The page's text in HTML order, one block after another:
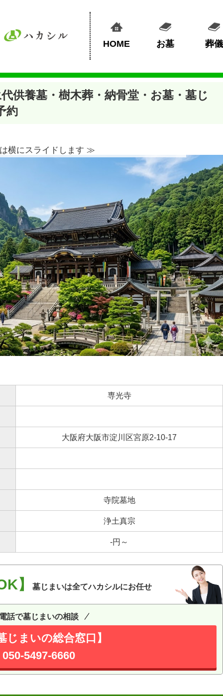
HOME お墓 葬儀
供養墓・樹木葬・納骨堂・お墓・墓じ
約
横にスライドします ≫︎
専光寺
大阪府大阪市淀川区宮原2-10-17
寺院墓地
浄土真宗
-円～
】 墓じまいは全てハカシルにお任せ
話で墓じまいの相談
じまいの総合窓口】
050-5497-6660